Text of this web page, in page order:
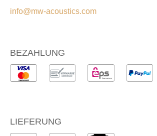
info@mw-acoustics.com
BEZAHLUNG
LIEFERUNG